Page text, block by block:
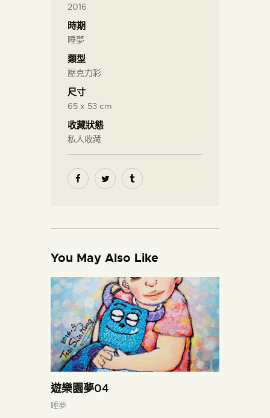
2016
時期
睡夢
類型
壓克力彩
尺寸
65 x 53 cm
收藏狀態
私人收藏
You May Also Like
遊樂園夢04
睡夢